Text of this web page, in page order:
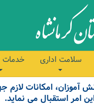
سلامت اداری خدمات
آموزان، امکانات
امر استقبال می نماید.